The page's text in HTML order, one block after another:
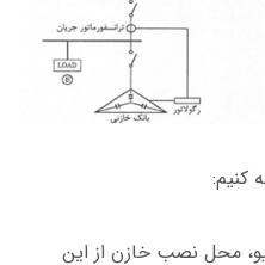
کنیم:
محل نصب خازن از این